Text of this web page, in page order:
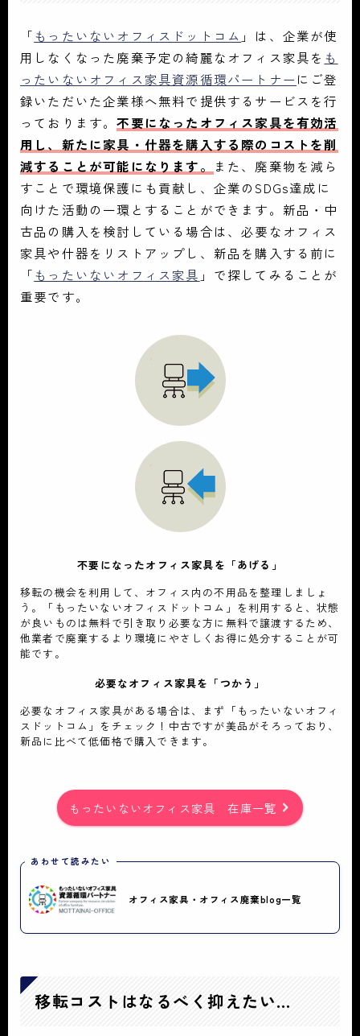
「もったいないオフィスドットコム 」は、企業が使
用しなくなった廃棄予定の綺麗なオフィス家具を も
ったいないオフィス家具資源循環パートナー にご登
録いただいた企業様へ無料で提供するサービスを行
っております。不要になったオフィス家具を有効活
用し、新たに家具・什器を購入する際のコストを削
減することが可能になります。
また、廃棄物を減ら
すことで環境保護にも貢献し、企業のSDGs達成に
向けた活動の一環とすることができます。新品・中
古品の購入を検討している場合は、必要なオフィス
家具や什器をリストアップし、新品を購入する前に
「もったいないオフィス家具 」で探してみることが
重要です。
不要になったオフィス家具を「あげる」
移転の機会を利用して、オフィス内の不用品を整理しましょ
う。「もったいないオフィスドットコム」を利用すると、状態
が良いものは無料で引き取り必要な方に無料で譲渡するため、
他業者で廃棄するより環境にやさしくお得に処分することが可
能です。
必要なオフィス家具を「つかう」
必要なオフィス家具がある場合は、まず「もったいないオフィ
スドットコム」をチェック！中古ですが美品がそろっており、
新品に比べて低価格で購入できます。
もったいないオフィス家具 在庫一覧
あわせて読みたい
オフィス家具・オフィス廃棄blog一覧
移転コストはなるべく抑えたい…